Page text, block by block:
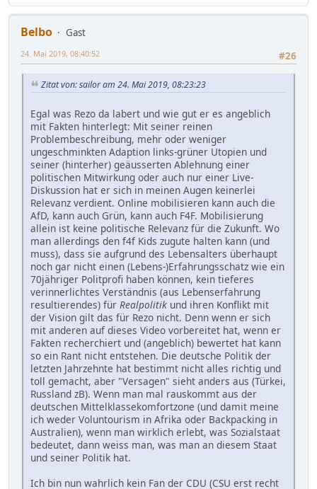
Belbo
Gast
#26
24. Mai 2019, 08:40:52
Zitat von: sailor am 24. Mai 2019, 08:23:23
Egal was Rezo da labert und wie gut er es angeblich
mit Fakten hinterlegt: Mit seiner reinen
Problembeschreibung, mehr oder weniger
ungeschminkten Adaption links-grüner Utopien und
seiner (hinterher) geäusserten Ablehnung einer
politischen Mitwirkung oder auch nur einer Live-
Diskussion hat er sich in meinen Augen keinerlei
Relevanz verdient. Online mobilisieren kann auch die
AfD, kann auch Grün, kann auch F4F. Mobilisierung
allein ist keine politische Relevanz für die Zukunft. Wo
man allerdings den f4f Kids zugute halten kann (und
muss), dass sie aufgrund des Lebensalters überhaupt
noch gar nicht einen (Lebens-)Erfahrungsschatz wie ein
70jähriger Politprofi haben können, kein tieferes
verinnerlichtes Verständnis (aus Lebenserfahrung
resultierendes) für Realpolitik und ihren Konflikt mit
der Vision gilt das für Rezo nicht. Denn wenn er sich
mit anderen auf dieses Video vorbereitet hat, wenn er
Fakten recherchiert und (angeblich) bewertet hat kann
so ein Rant nicht entstehen. Die deutsche Politik der
letzten Jahrzehnte hat bestimmt nicht alles richtig und
toll gemacht, aber "Versagen" sieht anders aus (Türkei,
Russland zB). Wenn man mal rauskommt aus der
deutschen Mittelklassekomfortzone (und damit meine
ich weder Voluntourism in Afrika oder Backpacking in
Australien), wenn man wirklich erlebt, was Sozialstaat
bedeutet, dann weiss man, was man an diesem Staat
und seiner Politik hat.
Ich bin nun wahrlich kein Fan der CDU (CSU erst recht